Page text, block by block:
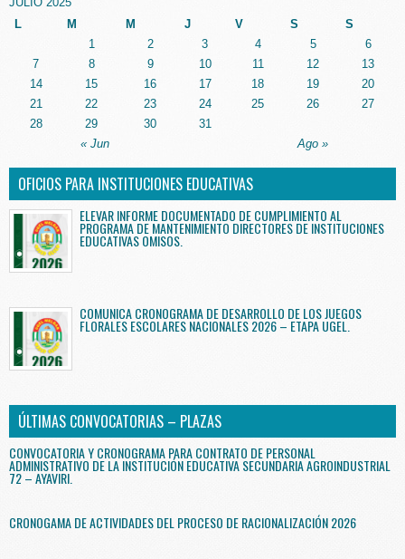
L
M M J V S S
« Jun Ago »
1 2 3 4 5
6
7
8 9 10 11 12
13
14
15 16 17 18 19
20
21
22 23 24 25 26
27
28
29 30 31
OFICIOS PARA INSTITUCIONES EDUCATIVAS
ELEVAR INFORME DOCUMENTADO DE CUMPLIMIENTO AL
PROGRAMA DE MANTENIMIENTO DIRECTORES DE INSTITUCIONES
EDUCATIVAS OMISOS.
COMUNICA CRONOGRAMA DE DESARROLLO DE LOS JUEGOS
FLORALES ESCOLARES NACIONALES 2026 – ETAPA UGEL.
ÚLTIMAS CONVOCATORIAS – PLAZAS
CONVOCATORIA Y CRONOGRAMA PARA CONTRATO DE PERSONAL
ADMINISTRATIVO DE LA INSTITUCIÓN EDUCATIVA SECUNDARIA AGROINDUSTRIAL
72 – AYAVIRI.
CRONOGAMA DE ACTIVIDADES DEL PROCESO DE RACIONALIZACIÓN 2026